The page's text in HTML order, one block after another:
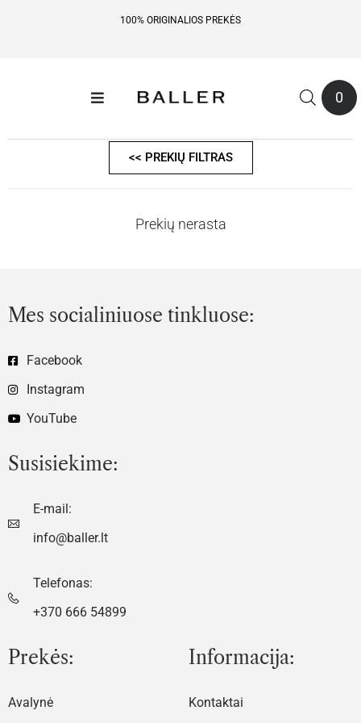
100% ORIGINALIOS PREKĖS
0
<< PREKIŲ FILTRAS
Prekių nerasta
Mes socialiniuose tinkluose:
Facebook
Instagram
YouTube
Susisiekime:
E-mail:
info@baller.lt
Telefonas:
+370 666 54899
Prekės:
Avalynė
Informacija:
Kontaktai